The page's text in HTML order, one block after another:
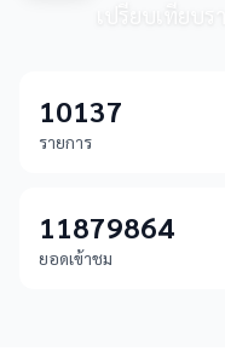
เปรียบเทียบร
10137
รายการ
11879864
ยอดเข้าชม